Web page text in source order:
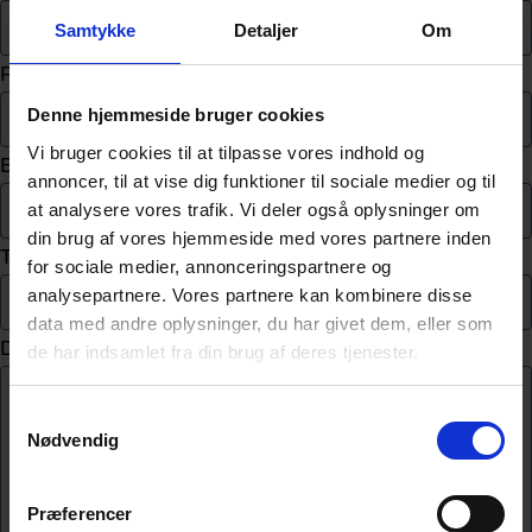
Samtykke Detaljer Om
Denne hjemmeside bruger cookies
Vi bruger cookies til at tilpasse vores indhold og
annoncer, til at vise dig funktioner til sociale medier og til
at analysere vores trafik. Vi deler også oplysninger om
din brug af vores hjemmeside med vores partnere inden
for sociale medier, annonceringspartnere og
analysepartnere. Vores partnere kan kombinere disse
data med andre oplysninger, du har givet dem, eller som
de har indsamlet fra din brug af deres tjenester.
Nødvendig
Præferencer
Firmanavn
E-mail
Telefonnr.
Din besked til os